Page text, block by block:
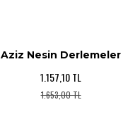
Aziz Nesin Derlemeler
1.157,10 TL
1.653,00 TL